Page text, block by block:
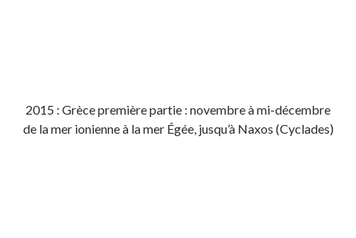
2015 : Grèce première partie : novembre à mi-décembre
de la mer ionienne à la mer Égée, jusqu’à Naxos (Cyclades)